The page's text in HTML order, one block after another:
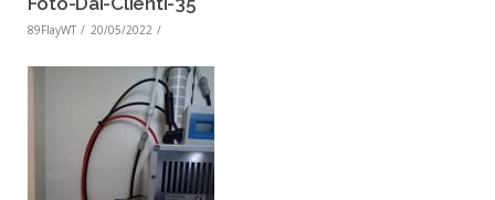
89FlayWT 20/05/2022